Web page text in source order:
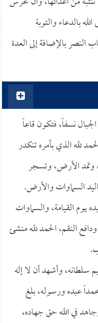
بالدعاء والتوبة
النصر بالإضافة إلى العدة
نسفاً، فتكون قاعاً
لله الذي بأمره تنكدر
وتمد الأرض، وتسجر
السماوات والأرض.
يوم القيامة، والسماوات
النقم، الحمد لله منشئ
سلطانه، وأشهد أن لا إله
عبده ورسوله، بلغ
في الله حق جهاده،